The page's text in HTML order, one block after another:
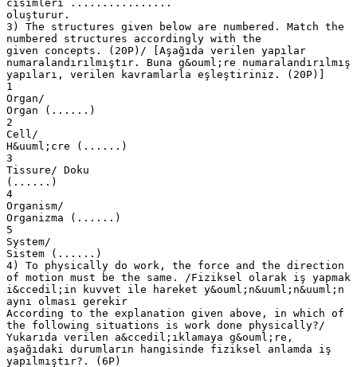
cisimleri ................
oluşturur.
3) The structures given below are numbered. Match the
numbered structures accordingly with the
given concepts. (20P)/ [Aşağıda verilen yapılar
numaralandırılmıştır. Buna g&ouml;re numaralandırılmış
yapıları, verilen kavramlarla eşleştiriniz. (20P)]
1
Organ/
Organ (......)
2
Cell/
H&uuml;cre (......)
3
Tissure/ Doku
(......)
4
Organism/
Organizma (......)
5
System/
Sistem (......)
4) To physically do work, the force and the direction
of motion must be the same. /Fiziksel olarak iş yapmak
i&ccedil;in kuvvet ile hareket y&ouml;n&uuml;n&uuml;n
aynı olması gerekir
According to the explanation given above, in which of
the following situations is work done physically?/
Yukarıda verilen a&ccedil;ıklamaya g&ouml;re,
aşağıdaki durumların hangisinde fiziksel anlamda iş
yapılmıştır?. (6P)